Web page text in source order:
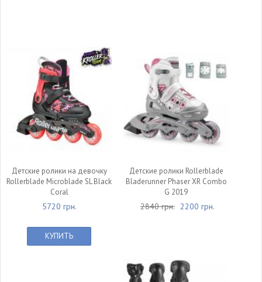
Детские ролики на девочку
Rollerblade Microblade SL Black
Coral
5720 грн.
КУПИТЬ
Детские ролики Rollerblade
Bladerunner Phaser XR Combo
G 2019
2840 грн. 2200 грн.